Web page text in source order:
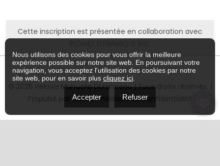
Cette inscription est présentée en collaboration avec
© 2026 Héloïse Manuelle Duranceau | Tous droits réservés. |
utilmo•Politique de confidentialité
Nous utilisons des cookies pour vous offrir la meilleure
expérience possible sur notre site web. En poursuivant votre
navigation, vous acceptez l'utilisation des cookies par notre
site web, pour en savoir plus cliquez ici
Accepter Refuser